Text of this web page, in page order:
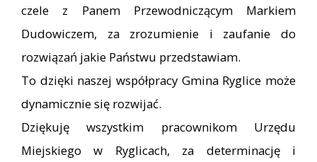
czele z Panem Przewodniczącym Markiem
Dudowiczem, za zrozumienie i zaufanie do
rozwiązań jakie Państwu przedstawiam.
To dzięki naszej współpracy Gmina Ryglice może
dynamicznie się rozwijać.
Dziękuję wszystkim pracownikom Urzędu
Miejskiego w Ryglicach, za determinację i